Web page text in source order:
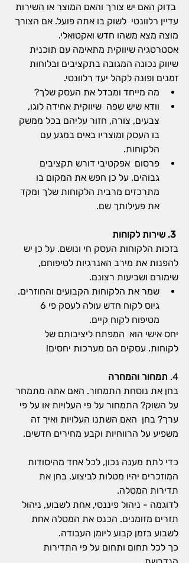
בדוק האם יש צורך והאם המוצר או השירות
עדיין רלוונטי  לשוק בו אתה פועל. אם הצורך
מוצה מצא משהו חדש ואקטואלי.
אסטרטגיה שיווקית מתאימה עם תוכנית
שיווק נכונה המגובה בתקציבים ובלוחות
זמנים ופונה לקהל יעד רלוונטי.
מה מייחד ומבדל את העסק שלך?
וודא שיש שפה  שיווקית אחידה לוגו,
צבעים, צורה, חזור עליהם בכל ממשק
בו העסק ומוצריו באים במגע עם
הלקוחות.
פרסום  אפקטיבי דורש תקציבים
גבוהים. על כן חפש את המקום בו
מתרכזים מרבית הלקוחות שלך ומקד
את פעילותך שם.
בזכות הלקוחות העסק חי ונושם. על כן יש
להפנות את מירב האנרגיות לטיפוחם,
שימורם ושביעות רצונם.
שמר את הלקוחות הקבועים והחוזרים.
מטיפוח לקוח קיים.
יחס אישי הוא  המפתח ליציבותם של
לקוחות. עסקים הם מערכות יחסים!
4. תמחור והמחרה
בחן את נוסחת התמחור. האם אתה מתמחר
על השוק? התמחור על פי העלויות או על פי
ערך? בחן  האם השתנו העלויות ואיך זה
משפיע על הרווחיות וקבע מחירים חדשים.
כדי לתת מענה נכון, לכל אחד מהיסודות
המוזכרים יהיו מטלות לביצוע. בחן את
תדירות המטלה.
לדוגמה - ניהול פיננסי, אחת לשבוע, ניהול
תזרים מזומנים. הכנס את המטלה אחת
לשבוע בזמן קבוע ליומן העבודה.
כך לכל תחום ותחום על פי התדירות